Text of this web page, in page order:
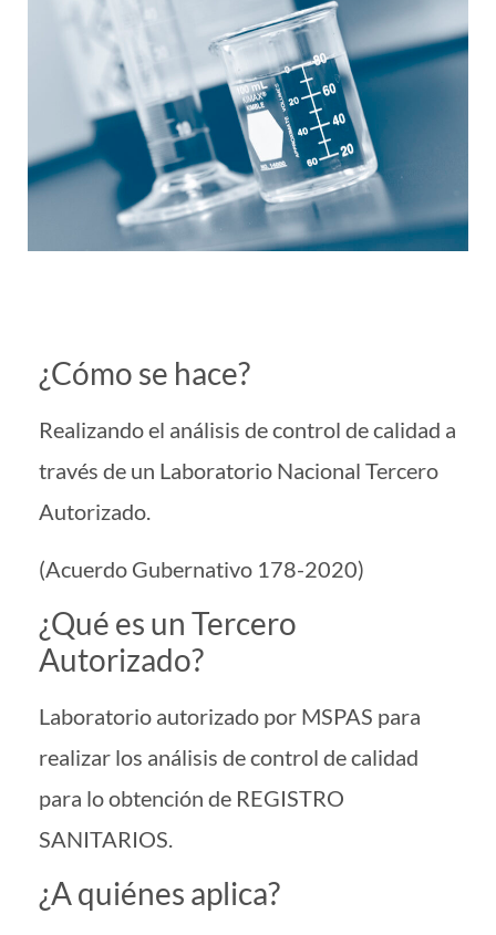
¿Cómo se hace?
Realizando el análisis de control de calidad a
través de un Laboratorio Nacional Tercero
Autorizado.
(Acuerdo Gubernativo 178-2020)
¿Qué es un Tercero
Autorizado?
Laboratorio autorizado por MSPAS para
realizar los análisis de control de calidad
para lo obtención de REGISTRO
SANITARIOS.
¿A quiénes aplica?